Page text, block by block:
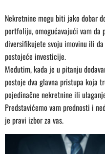
Nekretnine mogu biti jako dobar
portfoliju, omogućavajući vam da
diversifikujete svoju imovinu ili
postojeće investicije.
Međutim, kada je u pitanju
postoje dva glavna pristupa koja
pojedinačne nekretnine ili
Predstavićemo vam prednosti i
je pravi izbor za vas.